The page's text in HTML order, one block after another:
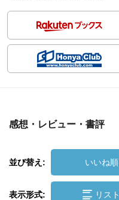
感想・レビュー・書評
並び替え: いいね順
表示形式: リスト